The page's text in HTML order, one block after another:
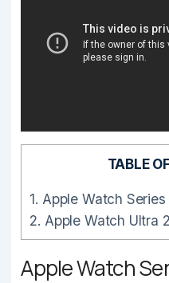
TABLE
1. Apple Watch Series
2. Apple Watch Ultra 2
Apple Watch